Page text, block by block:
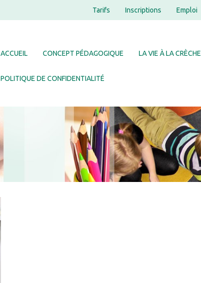
Tarifs Inscriptions Emploi
ACCUEIL CONCEPT PÉDAGOGIQUE LA VIE À LA CRÈCHE
POLITIQUE DE CONFIDENTIALITÉ